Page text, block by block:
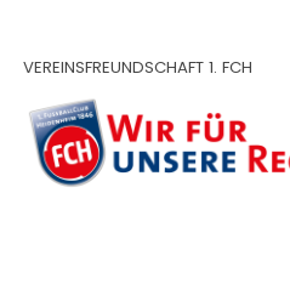
VEREINSFREUNDSCHAFT 1. FCH